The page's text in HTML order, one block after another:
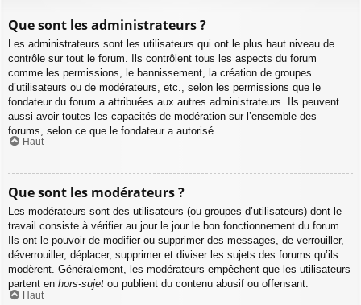
Que sont les administrateurs ?
Les administrateurs sont les utilisateurs qui ont le plus haut niveau de
contrôle sur tout le forum. Ils contrôlent tous les aspects du forum
comme les permissions, le bannissement, la création de groupes
d’utilisateurs ou de modérateurs, etc., selon les permissions que le
fondateur du forum a attribuées aux autres administrateurs. Ils peuvent
aussi avoir toutes les capacités de modération sur l’ensemble des
forums, selon ce que le fondateur a autorisé.
Haut
Que sont les modérateurs ?
Les modérateurs sont des utilisateurs (ou groupes d’utilisateurs) dont le
travail consiste à vérifier au jour le jour le bon fonctionnement du forum.
Ils ont le pouvoir de modifier ou supprimer des messages, de verrouiller,
déverrouiller, déplacer, supprimer et diviser les sujets des forums qu’ils
modèrent. Généralement, les modérateurs empêchent que les utilisateurs
partent en hors-sujet ou publient du contenu abusif ou offensant.
Haut